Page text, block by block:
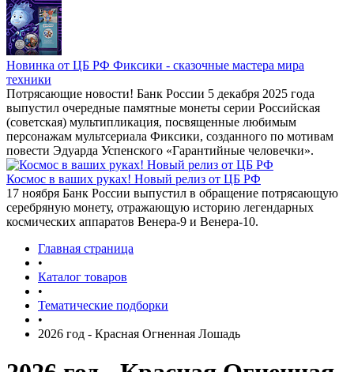
Новинка от ЦБ РФ Фиксики - сказочные мастера мира
техники
Потрясающие новости! Банк России 5 декабря 2025 года
выпустил очередные памятные монеты серии Российская
(советская) мультипликация, посвященные любимым
персонажам мультсериала Фиксики, созданного по мотивам
повести Эдуарда Успенского «Гарантийные человечки».
Космос в ваших руках! Новый релиз от ЦБ РФ
17 ноября Банк России выпустил в обращение потрясающую
серебряную монету, отражающую историю легендарных
космических аппаратов Венера-9 и Венера-10.
Главная страница
•
Каталог товаров
•
Тематические подборки
•
2026 год - Красная Огненная Лошадь